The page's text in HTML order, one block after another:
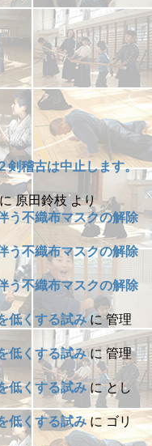
剣稽古は中止します。
原田鈴枝より
う不織布マスクの解除
う不織布マスクの解除
う不織布マスクの解除
低くする試みに管理
低くする試みに管理
低くする試みにとし
低くする試みに ゴリ